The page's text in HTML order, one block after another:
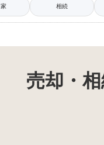
相続
売却・